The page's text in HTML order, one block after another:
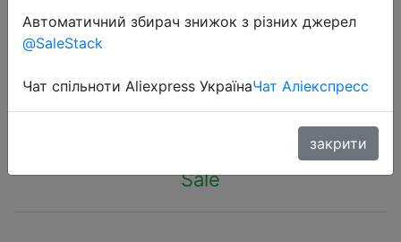
4ГБ+128ГБ [Ростест, Доставка от
2 дня, Официальная гарантия]
14990 руб.
Sale
Автоматичний збирач знижок з різних джерел
@SaleStack
Чат спільноти Aliexpress УкраїнаЧат Аліекспресс
закрити